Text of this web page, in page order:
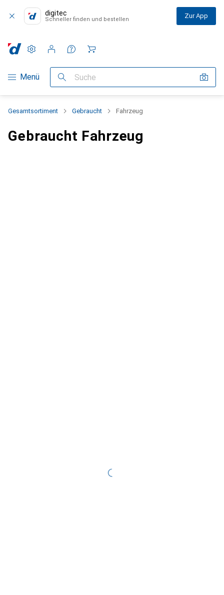
digitec
Schneller finden und bestellen Zur App
Navigation nach Kategorien
Menü Suche
Einstellungen
Kundenkonto
Vergleichslisten
Merklisten
Warenkorb
Gesamtsortiment Gebraucht Fahrzeug
Gebraucht Fahrzeug